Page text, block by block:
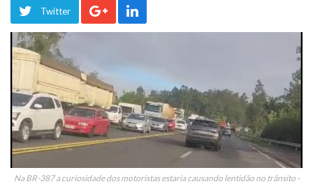
Twitter
Na BR-387 a curiosidade dos motoristas estaria causando lentidão no trânsito -